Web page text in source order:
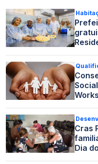
Cras
Dia